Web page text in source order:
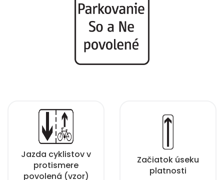
Jazda cyklistov v
protismere
povolená (vzor)
Začiatok úseku
platnosti